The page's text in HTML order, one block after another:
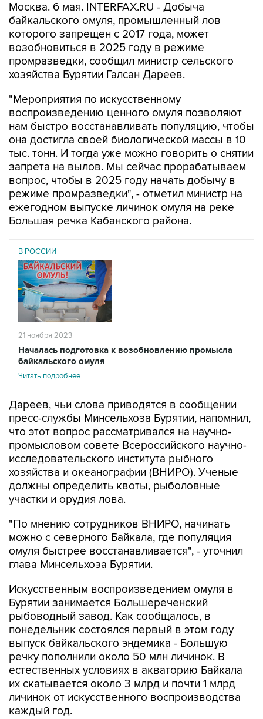
Москва. 6 мая. INTERFAX.RU - Добыча
байкальского омуля, промышленный лов
которого запрещен с 2017 года, может
возобновиться в 2025 году в режиме
промразведки, сообщил министр сельского
хозяйства Бурятии Галсан Дареев.
"Мероприятия по искусственному
воспроизведению ценного омуля позволяют
нам быстро восстанавливать популяцию, чтобы
она достигла своей биологической массы в 10
тыс. тонн. И тогда уже можно говорить о снятии
запрета на вылов. Мы сейчас прорабатываем
вопрос, чтобы в 2025 году начать добычу в
режиме промразведки", - отметил министр на
ежегодном выпуске личинок омуля на реке
Большая речка Кабанского района.
В РОССИИ
21 ноября 2023
Началась подготовка к возобновлению промысла
байкальского омуля
Читать подробнее
Дареев, чьи слова приводятся в сообщении
пресс-службы Минсельхоза Бурятии, напомнил,
что этот вопрос рассматривался на научно-
промысловом совете Всероссийского научно-
исследовательского института рыбного
хозяйства и океанографии (ВНИРО). Ученые
должны определить квоты, рыболовные
участки и орудия лова.
"По мнению сотрудников ВНИРО, начинать
можно с северного Байкала, где популяция
омуля быстрее восстанавливается", - уточнил
глава Минсельхоза Бурятии.
Искусственным воспроизведением омуля в
Бурятии занимается Большереченский
рыбоводный завод. Как сообщалось, в
понедельник состоялся первый в этом году
выпуск байкальского эндемика - Большую
речку пополнили около 50 млн личинок. В
естественных условиях в акваторию Байкала
их скатывается около 3 млрд и почти 1 млрд
личинок от искусственного воспроизводства
каждый год.